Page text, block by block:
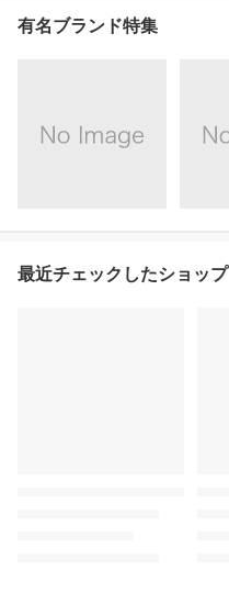
有名ブランド特集
最近チェックしたショップ